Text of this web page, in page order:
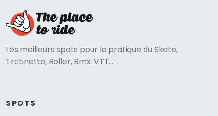
Les meilleurs spots pour la pratique du Skate,
Trotinette, Roller, Bmx, VTT...
SPOTS